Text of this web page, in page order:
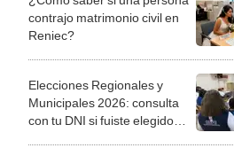
contrajo matrimonio civil en
Reniec?
Elecciones Regionales y
Municipales 2026: consulta
con tu DNI si fuiste elegido